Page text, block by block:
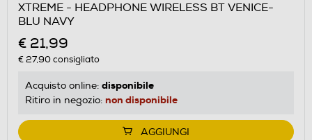
XTREME - HEADPHONE WIRELESS BT VENICE-
BLU NAVY
€ 21,99
€ 27,90consigliato
Acquisto online: disponibile
Ritiro in negozio: non disponibile
AGGIUNGI